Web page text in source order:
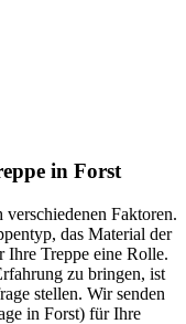
in Forst
Faktoren.
das Material der
Ihre Treppe eine Rolle.
zu bringen, ist
stellen. Wir senden
in Forst) für Ihre